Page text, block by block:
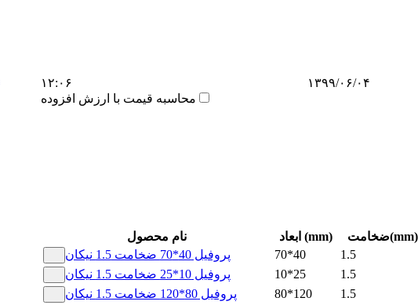
۱۳۹۹/۰۶/۰۴
۱۲:۰۶
محاسبه قیمت با ارزش افزوده
نام محصول ابعاد (mm) ضخامت(mm)
پروفیل 40*70 ضخامت 1.5 نیکان
70*40 1.5
پروفیل 10*25 ضخامت 1.5 نیکان
10*25 1.5
پروفیل 80*120 ضخامت 1.5 نیکان
80*120 1.5